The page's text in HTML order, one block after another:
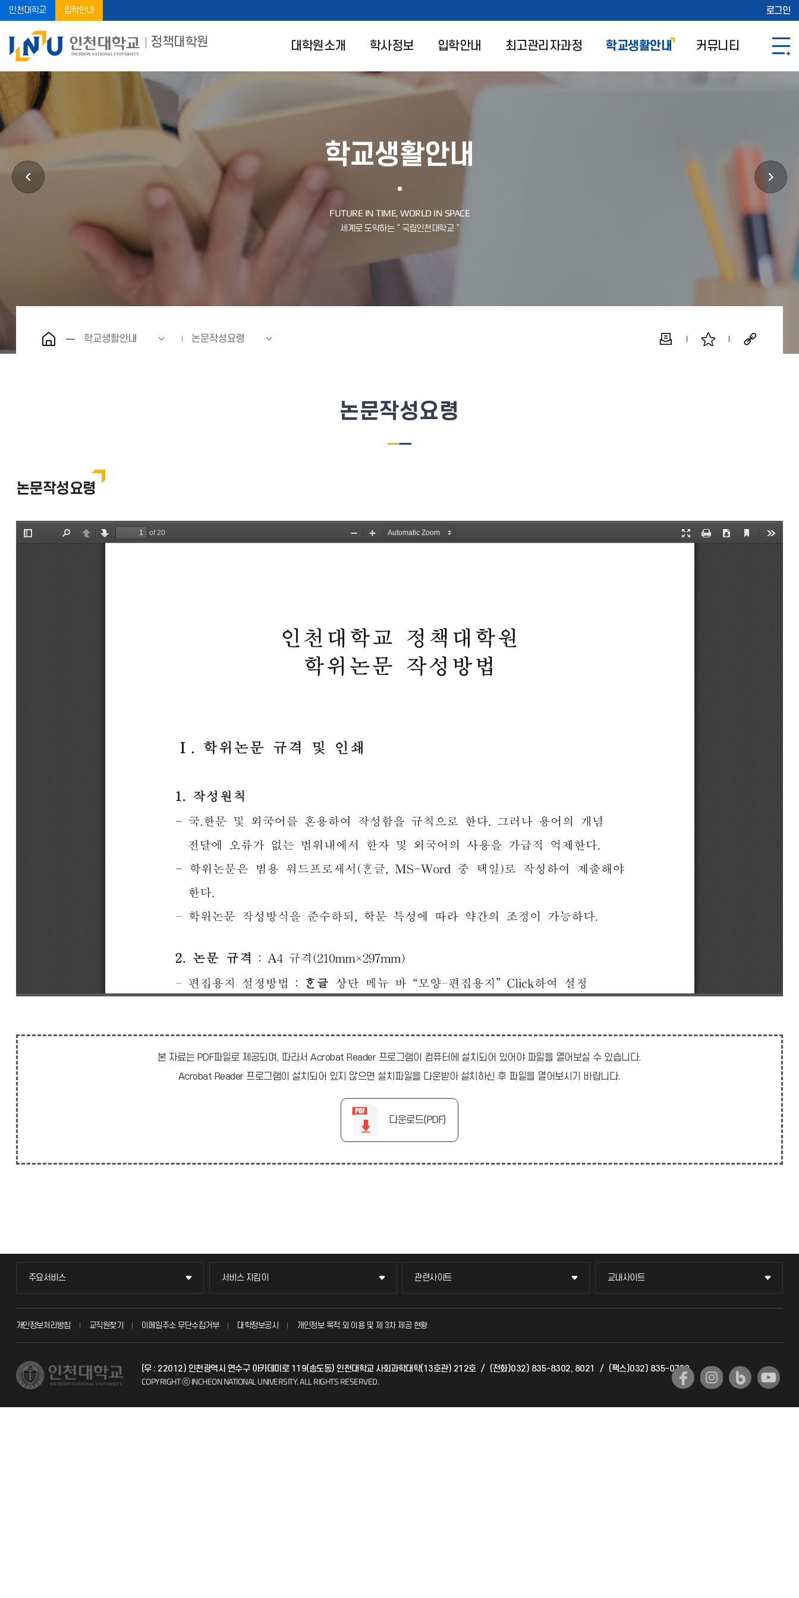
인천대학교 입학안내 로그인
정책대학원 대학원소개 학사정보 입학안내 최고관리자과정 학교생활안내 커뮤니티
학교생활안내
학교생활안내 논문작성요령
논문작성요령
논문작성요령
본 자료는 PDF파일로 제공되며, 따라서 Acrobat Reader 프로그램이 컴퓨터에 설치되어 있어야 파일을 열어보실 수 있습니다.
Acrobat Reader 프로그램이 설치되어 있지 않으면 설치파일을 다운받아 설치하신 후 파일을 열어보시기 바랍니다.
다운로드(PDF)
주요서비스
주요서비스
교무회의방송
시설예약
서비스 지킴이
서비스 지킴이
묻고 답하기
자주 묻는 질문(FAQ)
관련사이트
관련사이트
국방헬프콜
산학협력단
교내사이트
교내사이트
교수회
국제교류과
개인정보처리방침 교직원찾기 이메일주소 무단수집거부 대학정보공시 개인정보 목적 외 이용 및 제 3차 제공 현황
(우 : 22012) 인천광역시 연수구 아카데미로 119(송도동) 인천대학교 사회과학대학(13호관) 212호 / (전화)032) 835-8302, 8021 / (팩스)032) 835-0720
COPYRIGHT ⓒ INCHEON NATIONAL UNIVERSITY.ALL RIGHTS RESERVED.